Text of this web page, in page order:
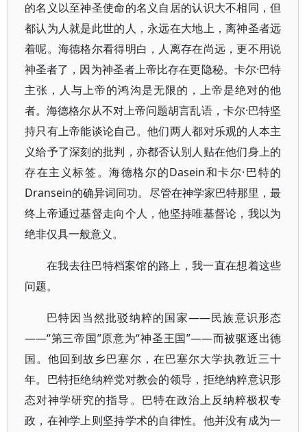
的名义以至神圣使命的名义自居的认识大不相同，但
都认为人就是此世的人，永远在大地上，离神圣者远
着呢。海德格尔看得明白，人离存在尚远，更不用说
神圣者了，因为神圣者上帝比存在更隐秘。卡尔·巴特
主张，人与上帝的鸿沟是无限的，上帝是绝对的他
者。海德格尔从不对上帝问题胡言乱语，卡尔·巴特坚
持只有上帝能谈论自己。他们两人都对乐观的人本主
义给予了深刻的批判，亦都否认别人贴在他们身上的
存在主义标签。海德格尔的Dasein和卡尔·巴特的
Dransein的确异词同功。尽管在神学家巴特那里，最
终上帝通过基督走向个人，他坚持唯基督论，我以为
绝非仅具一般意义。
在我去往巴特档案馆的路上，我一直在想着这些
问题。
巴特因当然批驳纳粹的国家——民族意识形态
——“第三帝国”原意为“神圣王国”——而被驱逐出德
国。他回到故乡巴塞尔，在巴塞尔大学执教近三十
年。巴特拒绝纳粹党对教会的领导，拒绝纳粹意识形
态对神学研究的指导。巴特在政治上反纳粹极权专
政，在神学上则坚持学术的自律性。他并没有成为一